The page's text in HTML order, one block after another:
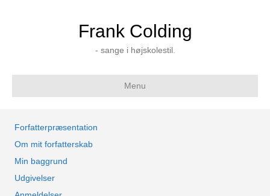
Frank Colding
- sange i højskolestil.
Menu
Forfatterpræsentation
Om mit forfatterskab
Min baggrund
Udgivelser